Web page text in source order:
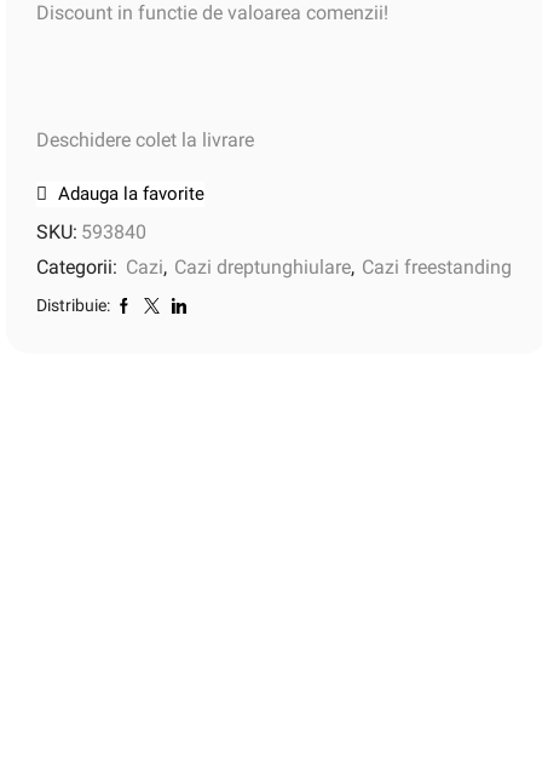
Discount in functie de valoarea comenzii!
Deschidere colet la livrare
Adauga la favorite
SKU: 593840
Categorii: Cazi, Cazi dreptunghiulare, Cazi freestanding
Distribuie: